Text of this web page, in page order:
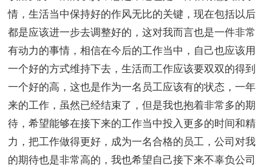
情，生活当中保持好的作风无比的关键，现在包括以后
都是应该进一步去调整好的，这对我而言也是一件非常
有动力的事情，相信在今后的工作当中，自己也应该用
一个好的方式维持下去，生活而工作应该要双双的得到
一个好的高，这也是作为一名员工应该有的状态，一年
来的工作，虽然已经结束了，但是我也抱着非常多的期
待，希望能够在接下来的工作当中投入更多的时间和精
力，把工作做得更好，成为一名合格的员工，公司对我
的期待也是非常高的，我也希望自己接下来不辜负公司